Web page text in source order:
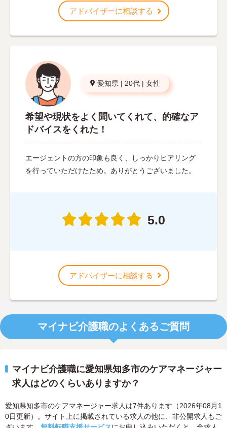
アドバイザーに相談する
愛知県 | 20代 | 女性
希望や現状をよく聞いてくれて、的確なア
ドバイスをくれた！
エージェントの方の印象も良く、しっかりヒアリング
を行っていただけたため。ありがとうございました。
5.0
アドバイザーに相談する
マイナビ介護職のよくあるご質問
マイナビ介護職に愛知県知多市のケアマネージャー
求人はどのくらいありますか？
愛知県知多市のケアマネージャー求人は7件あります（2026年08月1
0日更新）。サイト上に掲載されている求人の他に、非公開求人もご